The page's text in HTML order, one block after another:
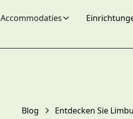
Accommodaties
Blog Entdecken Sie